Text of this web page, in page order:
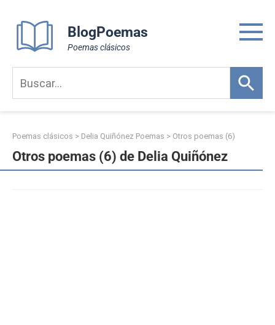
content
BlogPoemas
Poemas clásicos
Poemas clásicos > Delia Quiñónez Poemas > Otros poemas (6)
Otros poemas (6) de Delia Quiñónez